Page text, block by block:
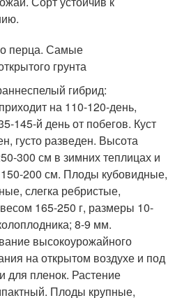
гибрид:
на 110-120-день,
145-й день от побегов. Куст
густо разведен. Высота
300 см в зимних теплицах и
200 см. Плоды кубовидные,
слегка ребристые,
165-250 г, размеры 10-
8-9 мм.
высокоурожайного
на открытом воздухе и под
пленок. Растение
Плоды крупные,